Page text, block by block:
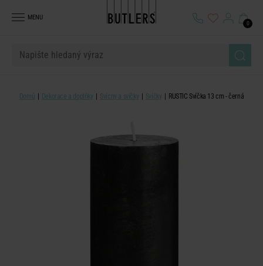
MENU
0
Domů Dekorace a doplňky Svícny a svíčky Svíčky RUSTIC Svíčka 13 cm - černá